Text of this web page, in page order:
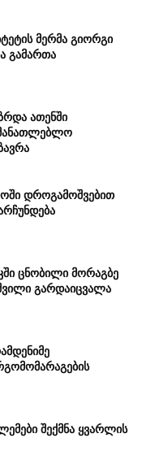
მერმა გიორგი
გამართა
ათენში
დროგამოშვებით
ცნობილი მორაგბე
გარდაიცვალა
შექმნა ყვარლის